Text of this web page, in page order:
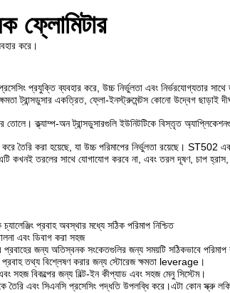
ফ্লোমিটার
করে।
প্রযুক্তি ব্যবহার করে, উচ্চ নির্ভুলতা এবং নির্ভরযোগ্যতার
ট্রান্সডুসার একত্রিত, ফ্লো-ইনস্ট্রুমেন্টস কোনো উদ্বেগ ছাড়াই
তোলে। ক্ল্যাম্প-অন ট্রান্সডুসারগুলি ইউনিটটিকে বিস্তৃত
তৈরি করা হয়েছে, যা উচ্চ পরিমাপের নির্ভুলতা রয়েছে। ST502
কখনই তরলের সাথে যোগাযোগ করবে না, এবং তরল দূষণ, চাপ
প্রবাহ অবস্থার মধ্যে সঠিক পরিমাপ নিশ্চিত
এবং ডিবাগ করা সহজ
জন্য অতিস্বনক সংকেতগুলির জন্য সময়টি সঠিকভাবে পরিমাপ
প্রবাহ তথ্য বিশ্লেষণ করার জন্য স্টোরেজ ক্ষমতা leverage।
সহজ বিকল্পের জন্য বিল্ট-ইন কীপ্যাড এবং সহজ মেনু সিস্টেম।
এবং সিএনসি প্রসেসিং পদ্ধতি উপলব্ধি করে।এটা কোন স্ক্রু